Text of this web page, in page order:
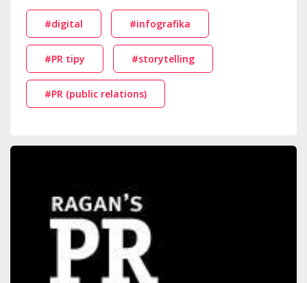
#digital #infografika
#PR tipy #storytelling
#PR (public relations)